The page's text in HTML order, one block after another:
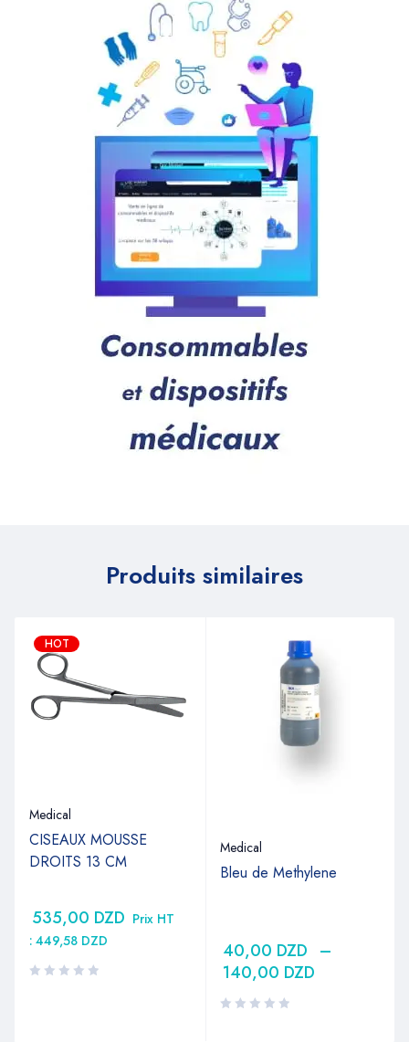
Produits similaires
HOT
Medical
CISEAUX MOUSSE
DROITS 13 CM
535,00 DZD Prix HT
: 449,58 DZD
Medical
Bleu de Methylene
40,00 DZD –
140,00 DZD